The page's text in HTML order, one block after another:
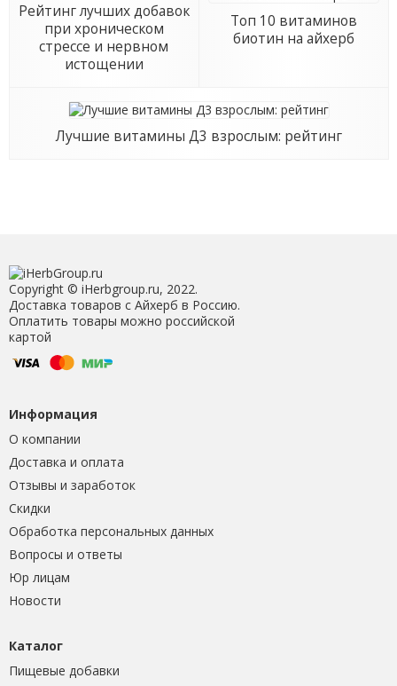
Рейтинг лучших добавок
при хроническом
стрессе и нервном
истощении
Топ 10 витаминов
биотин на айхерб
Лучшие витамины Д3 взрослым: рейтинг
Copyright © iHerbgroup.ru, 2022.
Доставка товаров с Айхерб в Россию.
Оплатить товары можно российской
картой
Информация
О компании
Доставка и оплата
Отзывы и заработок
Скидки
Обработка персональных данных
Вопросы и ответы
Юр лицам
Новости
Каталог
Пищевые добавки